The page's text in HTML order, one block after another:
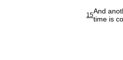
15And
time is